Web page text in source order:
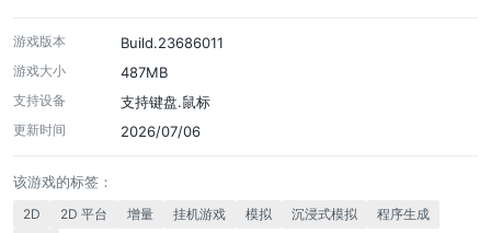
游戏版本 Build.23686011
游戏大小 487MB
支持设备 支持键盘.鼠标
更新时间 2026/07/06
该游戏的标签：
2D 2D 平台 增量 挂机游戏 模拟 沉浸式模拟
程序生成